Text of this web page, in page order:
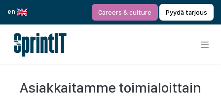
en
Careers & culture Pyydä tarjous
Asiakkaitamme toimialoittain